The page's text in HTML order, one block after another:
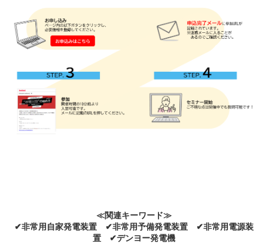
≪関連キーワード≫
✔非常用自家発電装置 ✔非常用予備発電装置 ✔非常用電源装
置 ✔デンヨー発電機